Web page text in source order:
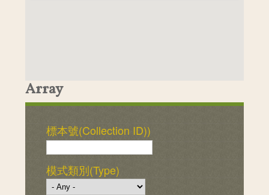
Array
標本號(Collection ID))
模式類別(Type)